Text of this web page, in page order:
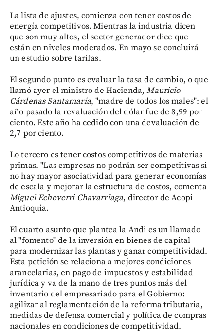
La lista de ajustes, comienza con tener costos de
energía competitivos. Mientras la industria dicen
que son muy altos, el sector generador dice que
están en niveles moderados. En mayo se concluirá
un estudio sobre tarifas.
El segundo punto es evaluar la tasa de cambio, o que
llamó ayer el ministro de Hacienda,Mauricio
Cárdenas Santamaría, "madre de todos los males": el
año pasado la revaluación del dólar fue de 8,99 por
ciento. Este año ha cedido con una devaluación de
2,7 por ciento.
Lo tercero es tener costos competitivos de materias
primas. "Las empresas no podrán ser competitivas si
no hay mayor asociatividad para generar economías
de escala y mejorar la estructura de costos, comenta
Miguel Echeverri Chavarriaga, director de Acopi
Antioquia.
El cuarto asunto que plantea la Andi es un llamado
al "fomento" de la inversión en bienes de capital
para modernizar las plantas y ganar competitividad.
Esta petición se relaciona a mejores condiciones
arancelarias, en pago de impuestos y estabilidad
jurídica y va de la mano de tres puntos más del
inventario del empresariado para el Gobierno:
agilizar al reglamentación de la reforma tributaria,
medidas de defensa comercial y política de compras
nacionales en condiciones de competitividad.